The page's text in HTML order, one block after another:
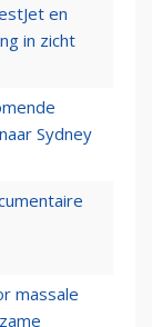
en
in zicht
Sydney
massale